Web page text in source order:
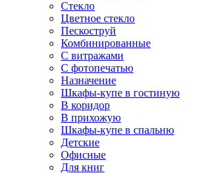
Стекло
Цветное стекло
Пескоструй
Комбинированные
С витражами
С фотопечатью
Назначение
Шкафы-купе в гостиную
В коридор
В прихожую
Шкафы-купе в спальню
Детские
Офисные
Для книг